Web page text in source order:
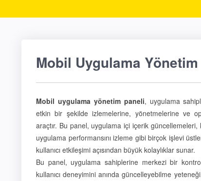
Mobil Uygulama
Mobil uygulama yönetim paneli, uygulama
etkin bir şekilde izlemelerine, yönetmelerine ve
araçtır. Bu panel, uygulama içi içerik güncellemeleri,
uygulama performansını izleme gibi birçok işlevi
kullanıcı etkileşimi açısından büyük kolaylıklar sunar.
Bu panel, uygulama sahiplerine merkezi bir
kullanıcı deneyimini anında güncelleyebilme